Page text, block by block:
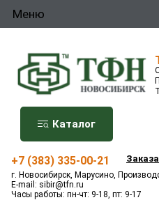
Меню
Каталог
+7 (383) 335-00-21
г. Новосибирск, Марусино,
E-mail: sibir@tfn.ru
Часы работы: пн-чт: 9-18, пт: 9-17